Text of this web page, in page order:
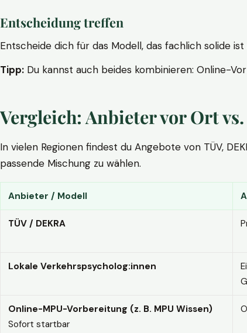
Entscheidung treffen
Entscheide dich für das Modell, das fachlich solide
Tipp: Du kannst auch beides kombinieren: Online-
Vergleich: Anbieter vor Ort
In vielen Regionen findest du Angebote von TÜV,
passende Mischung zu wählen.
Anbieter / Modell
TÜV / DEKRA
Lokale Verkehrspsycholog:innen
Online-MPU-Vorbereitung (z. B. MPU Wissen)
Sofort startbar